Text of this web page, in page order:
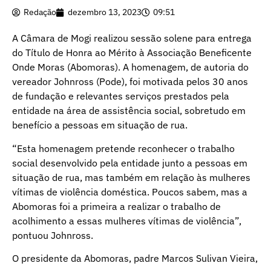
Redação dezembro 13, 2023 09:51
A Câmara de Mogi realizou sessão solene para entrega
do Título de Honra ao Mérito à Associação Beneficente
Onde Moras (Abomoras). A homenagem, de autoria do
vereador Johnross (Pode), foi motivada pelos 30 anos
de fundação e relevantes serviços prestados pela
entidade na área de assistência social, sobretudo em
benefício a pessoas em situação de rua.
“Esta homenagem pretende reconhecer o trabalho
social desenvolvido pela entidade junto a pessoas em
situação de rua, mas também em relação às mulheres
vítimas de violência doméstica. Poucos sabem, mas a
Abomoras foi a primeira a realizar o trabalho de
acolhimento a essas mulheres vítimas de violência”,
pontuou Johnross.
O presidente da Abomoras, padre Marcos Sulivan Vieira,